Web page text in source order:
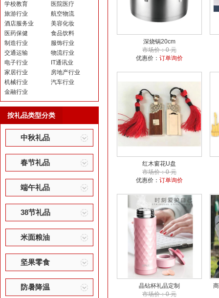
学校教育
医院医疗
旅游行业
航空物流
酒店服务业
美容化妆
医药保健
食品饮料
制造行业
服饰行业
交通运输
物流行业
电子行业
IT通讯业
家居行业
房地产行业
机械行业
汽车行业
金融行业
按礼品类型分类
中秋礼品
春节礼品
端午礼品
38节礼品
米面粮油
坚果零食
防暑降温
深烧锅20cm
市场价：0 元
优惠价： 订单询价
红木窗花U盘
市场价：0 元
优惠价： 订单询价
晶钻杯礼品定制
市场价：0 元